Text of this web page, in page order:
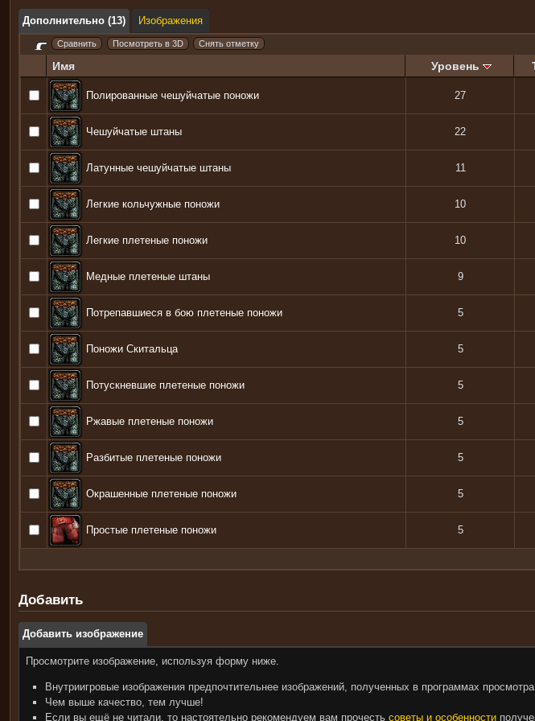
Дополнительно (13)
Изображения
Имя Уровень
Полированные чешуйчатые поножи 27
Чешуйчатые штаны 22
Латунные чешуйчатые штаны 11
Легкие кольчужные поножи 10
Легкие плетеные поножи 10
Медные плетеные штаны 9
Потрепавшиеся в бою плетеные поножи 5
Поножи Скитальца 5
Потускневшие плетеные поножи 5
Ржавые плетеные поножи 5
Разбитые плетеные поножи 5
Окрашенные плетеные поножи 5
Простые плетеные поножи 5
Добавить
Добавить изображение
Просмотрите изображение, используя форму ниже.
Внутриигровые изображения предпочтительнее изображений, полученных в программах
Чем выше качество, тем лучше!
Если вы ещё не читали, то настоятельно рекомендуем вам прочесть советы и особенности